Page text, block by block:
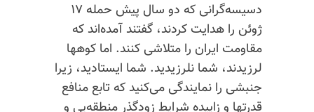
دسیسه‌گرانی که دو سال پیش حمله ۱۷
ژوئن را هدایت کردند، گفتند آمده‌اند که
مقاومت ایران را متلاشی کنند. اما کوهها
لرزیدند، شما نلرزیدید. شما ایستادید، زیرا
جنبشی را نمایندگی می‌کنید که تابع منافع
قدرتها و زاییده شرایط زودگذر منطقه‌یی و